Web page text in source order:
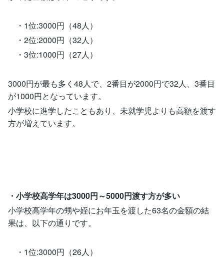
・1位:3000円（48人）
・2位:2000円（32人）
・3位:1000円（27人）
3000円が最も多く48人で、2番目が2000円で32人、3番目
が1000円となっています。
小学校に進学したこともあり、未就学児よりも高額を渡す
方が増えています。
・小学校高学年は3000円～5000円渡す方が多い
小学校高学年の甥や姪にお年玉を渡した63名の金額の結
果は、以下の通りです。
・1位:3000円（26人）